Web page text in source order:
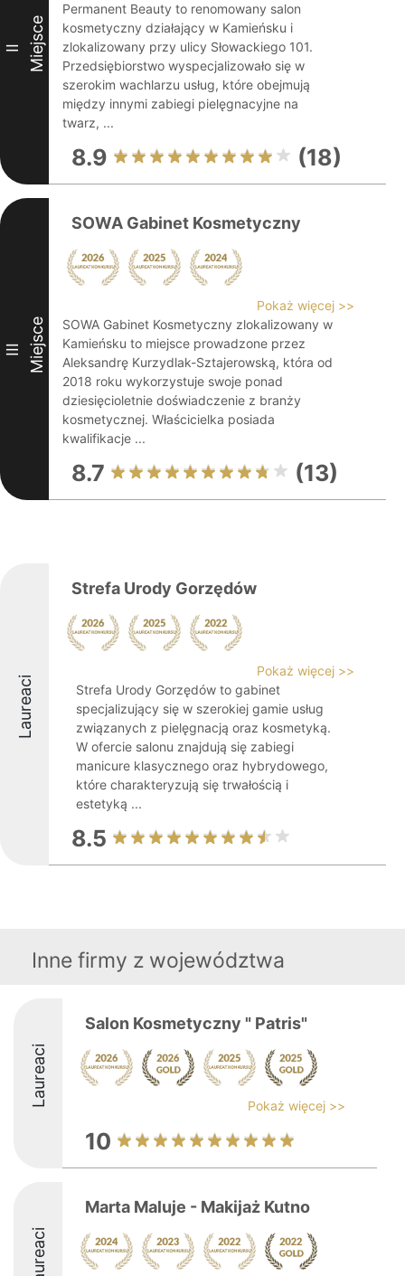
II Miejsce
Permanent Beauty to renomowany salon
kosmetyczny działający w Kamieńsku i
zlokalizowany przy ulicy Słowackiego 101.
Przedsiębiorstwo wyspecjalizowało się w
szerokim wachlarzu usług, które obejmują
między innymi zabiegi pielęgnacyjne na
twarz, ...
8.9 (18)
III Miejsce
SOWA Gabinet Kosmetyczny
Pokaż więcej >>
SOWA Gabinet Kosmetyczny zlokalizowany w
Kamieńsku to miejsce prowadzone przez
Aleksandrę Kurzydlak-Sztajerowską, która od
2018 roku wykorzystuje swoje ponad
dziesięcioletnie doświadczenie z branży
kosmetycznej. Właścicielka posiada
kwalifikacje ...
8.7 (13)
Laureaci
Strefa Urody Gorzędów
Pokaż więcej >>
Strefa Urody Gorzędów to gabinet
specjalizujący się w szerokiej gamie usług
związanych z pielęgnacją oraz kosmetyką.
W ofercie salonu znajdują się zabiegi
manicure klasycznego oraz hybrydowego,
które charakteryzują się trwałością i
estetyką ...
8.5
Inne firmy z województwa
Laureaci
Salon Kosmetyczny " Patris"
Pokaż więcej >>
10
Laureaci
Marta Maluje - Makijaż Kutno